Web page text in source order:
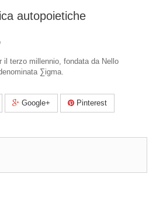
autopoietiche
il terzo millennio, fondata da Nello
∑igma.
Google+ Pinterest